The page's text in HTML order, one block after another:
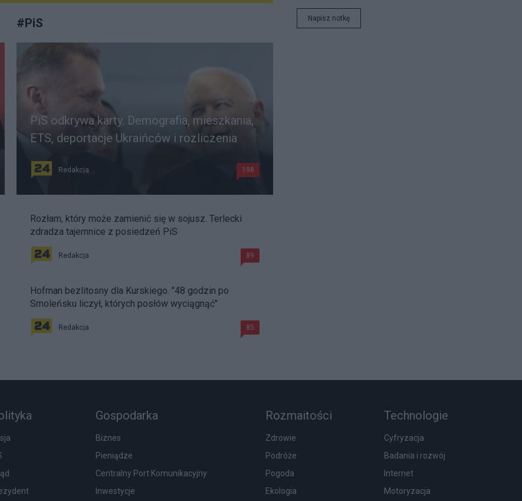
#PiS
PiS odkrywa karty. Demografia, mieszkania,
ETS, deportacje Ukraińców i rozliczenia
Redakcja 198
Rozłam, który może zamienić się w sojusz. Terlecki
zdradza tajemnice z posiedzeń PiS
Redakcja 89
Hofman bezlitosny dla Kurskiego. "48 godzin po
Smoleńsku liczył, których posłów wyciągnąć"
Redakcja 85
Napisz notkę
Gospodarka
Biznes
Pieniądze
Centralny Port Komunikacyjny
Inwestycje
Rozmaitości
Zdrowie
Podróże
Pogoda
Ekologia
Technologie
Cyfryzacja
Badania i rozwój
Internet
Motoryzacja